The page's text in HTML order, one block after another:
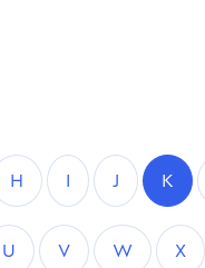
H I J K
U V W X